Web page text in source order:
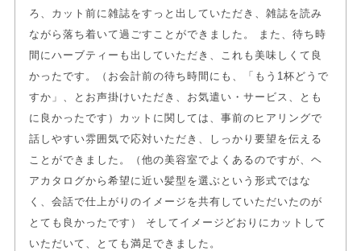
ろ、カット前に雑誌をすっと出していただき、雑誌を読み
ながら落ち着いて過ごすことができました。 また、待ち時
間にハーブティーも出していただき、これも美味しくて良
かったです。（お会計前の待ち時間にも、「もう1杯どうで
すか」、とお声掛けいただき、お気遣い・サービス、とも
に良かったです）カットに関しては、事前のヒアリングで
話しやすい雰囲気で応対いただき、しっかり要望を伝える
ことができました。（他の美容室でよくあるのですが、ヘ
アカタログから希望に近い髪型を選ぶという形式ではな
く、会話で仕上がりのイメージを共有していただいたのが
とても良かったです） そしてイメージどおりにカットして
いただいて、とても満足できました。